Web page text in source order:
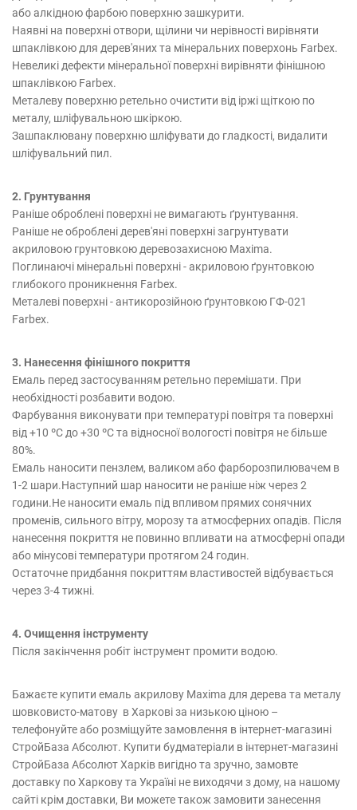
або алкідною фарбою поверхню зашкурити.
Наявні на поверхні отвори, щілини чи нерівності вирівняти
шпаклівкою для дерев'яних та мінеральних поверхонь Farbex.
Невеликі дефекти мінеральної поверхні вирівняти фінішною
шпаклівкою Farbex.
Металеву поверхню ретельно очистити від іржі щіткою по
металу, шліфувальною шкіркою.
Зашпаклювану поверхню шліфувати до гладкості, видалити
шліфувальний пил.
2. Грунтування
Раніше оброблені поверхні не вимагають ґрунтування.
Раніше не оброблені дерев'яні поверхні загрунтувати
акриловою грунтовкою деревозахисною Maxima.
Поглинаючі мінеральні поверхні - акриловою ґрунтовкою
глибокого проникнення Farbex.
Металеві поверхні - антикорозійною ґрунтовкою ГФ-021
Farbex.
3. Нанесення фінішного покриття
Емаль перед застосуванням ретельно перемішати. При
необхідності розбавити водою.
Фарбування виконувати при температурі повітря та поверхні
від +10 ºС до +30 ºС та відносної вологості повітря не більше
80%.
Емаль наносити пензлем, валиком або фарборозпилювачем в
1-2 шари.Наступний шар наносити не раніше ніж через 2
години.Не наносити емаль під впливом прямих сонячних
променів, сильного вітру, морозу та атмосферних опадів. Після
нанесення покриття не повинно впливати на атмосферні опади
або мінусові температури протягом 24 годин.
Остаточне придбання покриттям властивостей відбувається
через 3-4 тижні.
4. Очищення інструменту
Після закінчення робіт інструмент промити водою.
Бажаєте купити емаль акрилову Maxima для дерева та металу
шовковисто-матову в Харкові за низькою ціною –
телефонуйте або розміщуйте замовлення в інтернет-магазині
СтройБаза Абсолют. Купити будматеріали в інтернет-магазині
СтройБаза Абсолют Харків вигідно та зручно, замовте
доставку по Харкову та Україні не виходячи з дому, на нашому
сайті крім доставки, Ви можете також замовити занесення